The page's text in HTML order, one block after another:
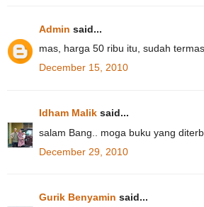
Admin said...
mas, harga 50 ribu itu, sudah
December 15, 2010
Idham Malik said...
salam Bang.. moga buku yang
December 29, 2010
Gurik Benyamin said...